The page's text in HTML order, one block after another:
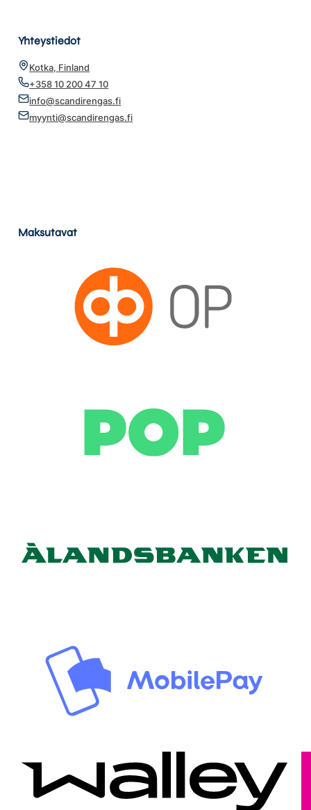
Yhteystiedot
Kotka, Finland
+358 10 200 47 10
info@scandirengas.fi
myynti@scandirengas.fi
Maksutavat